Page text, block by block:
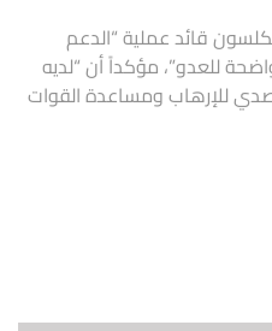
قائد عملية “الدعم
للعدو”، مؤكداً أن “لديه
للإرهاب ومساعدة القوات